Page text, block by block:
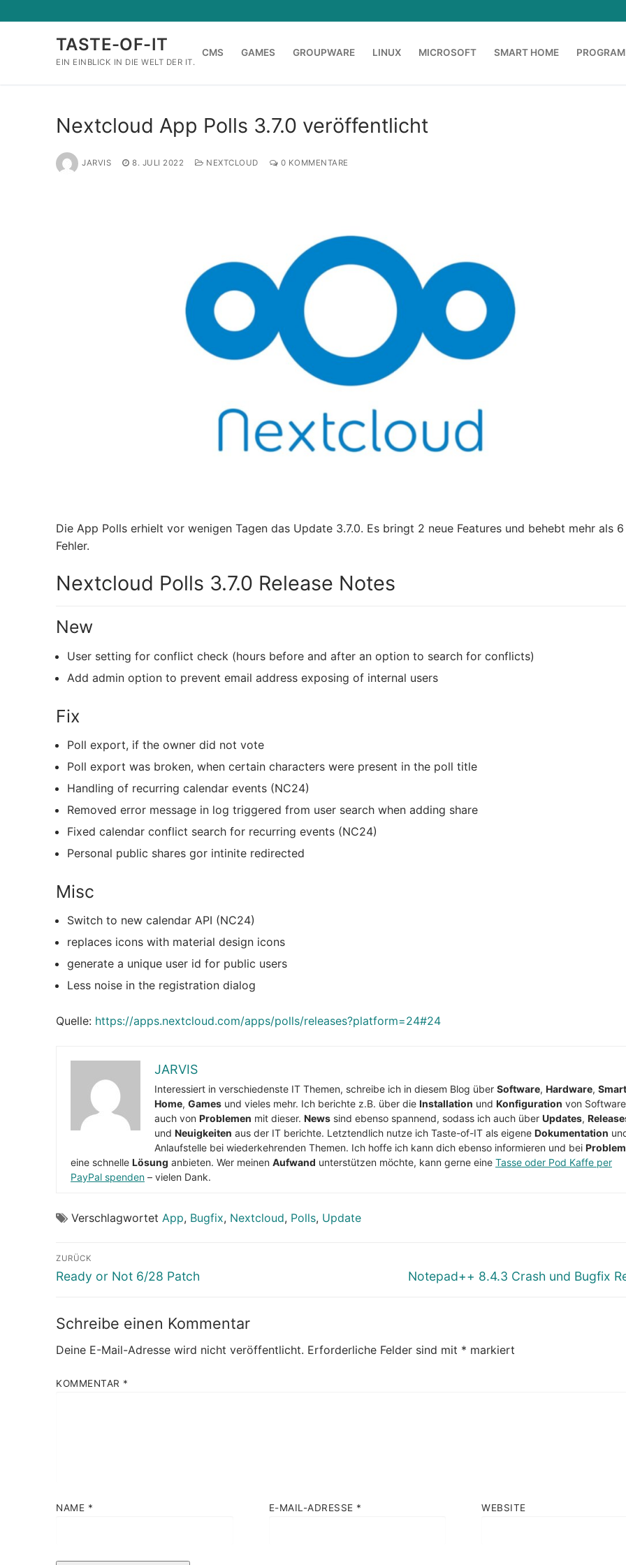
Inhalt
TASTE-OF-IT
EIN EINBLICK IN DIE WELT DER IT.
CMS GAMES GROUPWARE LINUX MICROSOFT SMART HOME
Nextcloud App Polls 3.7.0 veröffentlicht
JARVIS 8. JULI 2022 NEXTCLOUD 0 KOMMENTARE
Die App Polls erhielt vor wenigen Tagen das Update 3.7.0. Es bringt 2 neue Features und behebt mehr als 6
Fehler.
Nextcloud Polls 3.7.0 Release Notes
New
User setting for conflict check (hours before and after an option to search for conflicts)
Add admin option to prevent email address exposing of internal users
Fix
Poll export, if the owner did not vote
Poll export was broken, when certain characters were present in the poll title
Handling of recurring calendar events (NC24)
Removed error message in log triggered from user search when adding share
Fixed calendar conflict search for recurring events (NC24)
Personal public shares gor intinite redirected
Misc
Switch to new calendar API (NC24)
replaces icons with material design icons
generate a unique user id for public users
Less noise in the registration dialog
Quelle: https://apps.nextcloud.com/apps/polls/releases?platform=24#24
JARVIS
Interessiert in verschiedenste IT Themen, schreibe ich in diesem Blog über Software, Hardware, Smart
Home, Games und vieles mehr. Ich berichte z.B. über die Installation und Konfiguration von
auch von Problemen mit dieser. News sind ebenso spannend, sodass ich auch über Updates,
und Neuigkeiten aus der IT berichte. Letztendlich nutze ich Taste-of-IT als eigene Dokumentation
Anlaufstelle bei wiederkehrenden Themen. Ich hoffe ich kann dich ebenso informieren und bei
eine schnelle Lösung anbieten. Wer meinen Aufwand unterstützen möchte, kann gerne eine Tasse oder Pod Kaffe per
PayPal spenden – vielen Dank.
Verschlagwortet App, Bugfix, Nextcloud, Polls, Update
Beitragsnavigation
ZURÜCK
Vorheriger
Ready or Not 6/28 Patch
Nächster
Notepad++ 8.4.3 Crash und Bugfix
Schreibe einen Kommentar
Deine E-Mail-Adresse wird nicht veröffentlicht. Erforderliche Felder sind mit * markiert
KOMMENTAR *
NAME * E-MAIL-ADRESSE * WEBSITE